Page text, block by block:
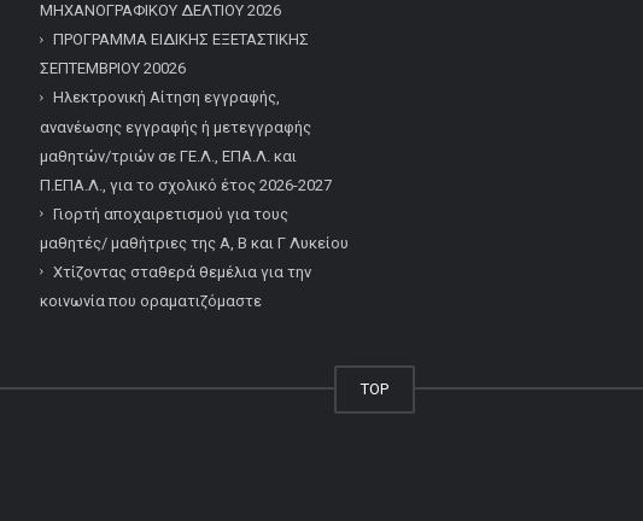
ΜΗΧΑΝΟΓΡΑΦΙΚΟΥ ΔΕΛΤΙΟΥ 2026
ΠΡΟΓΡΑΜΜΑ ΕΙΔΙΚΗΣ ΕΞΕΤΑΣΤΙΚΗΣ
ΣΕΠΤΕΜΒΡΙΟΥ 20026
Ηλεκτρονική Αίτηση εγγραφής,
ανανέωσης εγγραφής ή μετεγγραφής
μαθητών/τριών σε ΓΕ.Λ., ΕΠΑ.Λ. και
Π.ΕΠΑ.Λ., για το σχολικό έτος 2026-2027
Γιορτή αποχαιρετισμού για τους
μαθητές/ μαθήτριες της Α, Β και Γ Λυκείου
Χτίζοντας σταθερά θεμέλια για την
κοινωνία που οραματιζόμαστε
TOP